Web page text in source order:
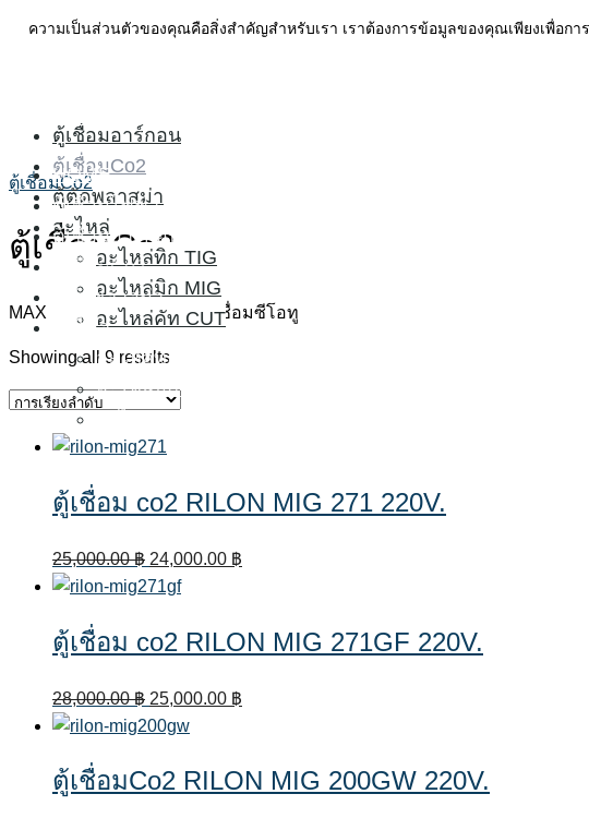
ความเป็นส่วนตัวของคุณคือสิ่งสำคัญสำหรับเรา เราต้องการข้อมูลของคุณเพียงเพื่อก
Skip
ตู้เชื่อมอาร์กอน
ตู้เชื่อมCo2
ตู้ตัดพลาสม่า
อะไหล่
อะไหล่ทิก TIG
อะไหล่มิก MIG
อะไหล่คัท CUT
HOME
ตู้เชื่อมไฟฟ้า
ตู้เชื่อมอาร์กอน
ตู้เชื่อมCo2
ตู้ตัดพลาสม่า
อะไหล่
อะไหล่ทิก TIG
อะไหล่มิก MIG
ค้นหา
ตู้เชื่อมCo2
ตู้เชื่อมCo2
MAX MIG ตู้เชื่อมมิก Co2 ตู้เชื่อมซีโอทู
Showing all 9 results
ตู้เชื่อม co2 RILON MIG 271 220V.
25,000.00฿ Original
price
25,000.00 ฿.
24,000.00 ฿
24,000.00 ฿.
ตู้เชื่อม co2 RILON MIG 271GF 220V.
28,000.00฿ Original
price
28,000.00 ฿.
25,000.00 ฿
25,000.00 ฿.
ตู้เชื่อมCo2 RILON MIG 200GW 220V.